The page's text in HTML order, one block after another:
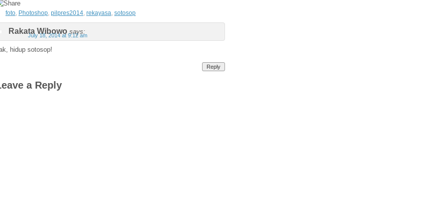
foto, Photoshop, pilpres2014, rekayasa, sotosop
Rakata Wibowo says:
July 18, 2014 at 9:12 am
hidup sotosop!
Reply
a Reply